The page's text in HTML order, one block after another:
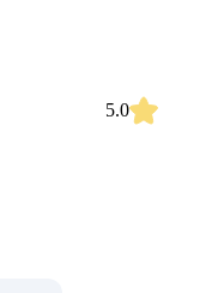
5.0